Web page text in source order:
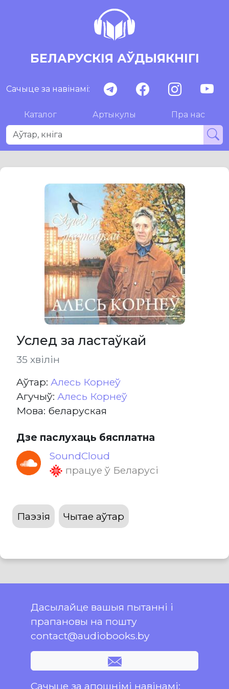
БЕЛАРУСКІЯ АЎДЫЯКНІГІ
Сачыце за навінамі:
Каталог Артыкулы Пра нас
Услед за ластаўкай
35 хвілін
Aўтар: Алесь Корнеў
Агучыў: Алесь Корнеў
Мова: беларуская
Дзе паслухаць бясплатна
SoundCloud
працуе ў Беларусі
Паэзія Чытае аўтар
Дасылайце вашыя пытанні і
прапановы на пошту
contact@audiobooks.by
Сачыце за апошнімі навінамі: